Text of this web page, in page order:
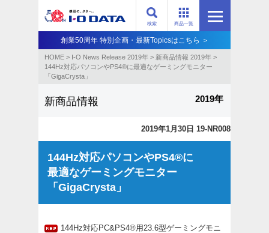
商品一覧
検索
創業50周年 特別企画・最新Topicsはこちら ＞
HOME > I-O News Release 2019年 > 新商品情報 2019年 >
144Hz対応パソコンやPS4®に最適なゲーミングモニター
「GigaCrysta」
新商品情報 2019年
2019年1月30日 19-NR008
144Hz対応パソコンやPS4®に
最適なゲーミングモニター
「GigaCrysta」
144Hz対応PC&PS4®用23.6型ゲーミングモニ